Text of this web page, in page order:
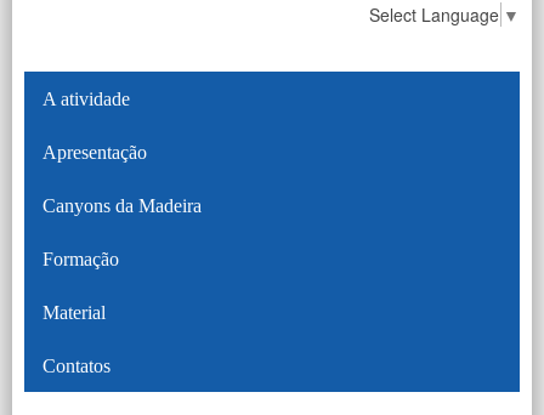
Select Language ▼
A atividade
Apresentação
Canyons da Madeira
Formação
Material
Contatos